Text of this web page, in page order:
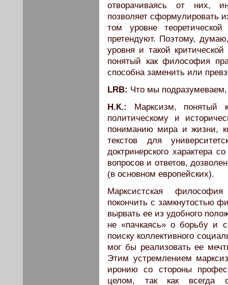
отворачиваясь от них,
позволяет сформулировать
том уровне
претендуют. Поэтому,
уровня и такой
понятый как философия
способна заменить или
LRB: Что мы
Н.К.:
Марксизм, понятый
политическому и
пониманию мира и жизни,
текстов для
доктринерского характера
вопросов и ответов,
(в основном европейских).
Марксистская
покончить с замкнутостью
вырвать ее из удобного
не «пачкаясь» о борьбу и
поиску коллективного
мог бы реализовать ее
Этим устремлением
иронию со стороны
целом, так как всегда